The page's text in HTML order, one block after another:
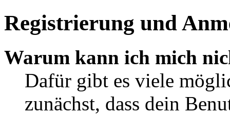
Registrierung und
Warum kann ich mich
Dafür gibt es viele
zunächst, dass dein